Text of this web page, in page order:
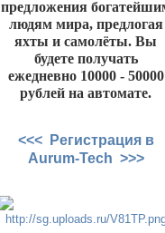
предложения
людям мира, предлогая
яхты и самолёты. Вы
будете получать
ежедневно 10000 - 50000
рублей на автомате.
<<< Регистрация в
Aurum-Tech >>>